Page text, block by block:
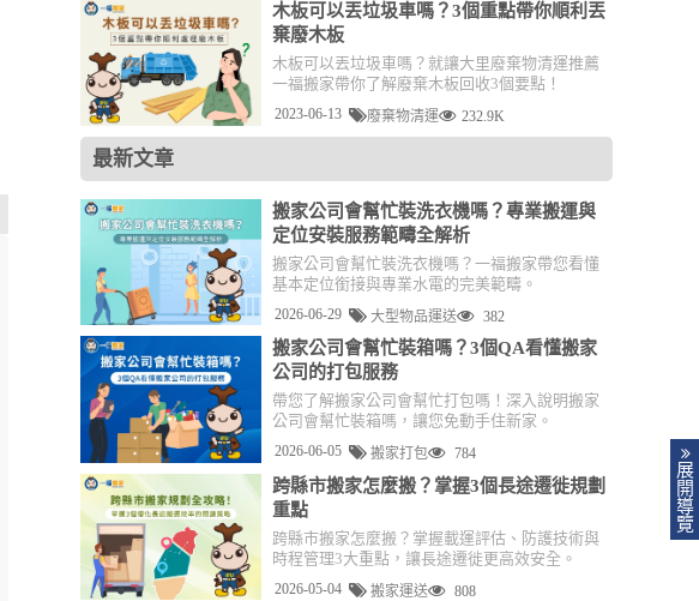
木板可以丟垃圾車嗎？3個重點帶你順利丟
棄廢木板
木板可以丟垃圾車嗎？就讓大里廢棄物清運推薦
一福搬家帶你了解廢棄木板回收3個要點！
2023-06-13 廢棄物清運 232.9K
最新文章
搬家公司會幫忙裝洗衣機嗎？專業搬運與
定位安裝服務範疇全解析
搬家公司會幫忙裝洗衣機嗎？一福搬家帶您看懂
基本定位銜接與專業水電的完美範疇。
2026-06-29 大型物品運送 382
搬家公司會幫忙裝箱嗎？3個QA看懂搬家
公司的打包服務
帶您了解搬家公司會幫忙打包嗎！深入說明搬家
公司會幫忙裝箱嗎，讓您免動手住新家。
2026-06-05 搬家打包 784
跨縣市搬家怎麼搬？掌握3個長途遷徙規劃
重點
跨縣市搬家怎麼搬？掌握載運評估、防護技術與
時程管理3大重點，讓長途遷徙更高效安全。
2026-05-04 搬家運送 808
展
開
導
覽